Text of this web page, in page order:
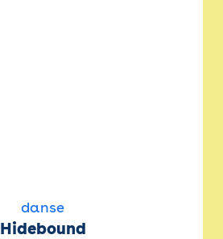
danse
Hidebound